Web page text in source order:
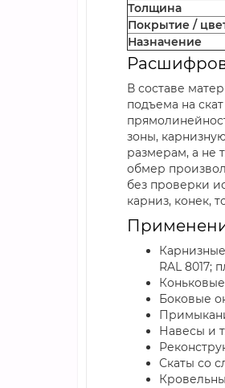
Толщина
Покрытие /
Назначение
В составе
подъема на
зоны,
размерам, а не
обмер
без проверки
карниз, конек,
RAL 8017;
Боковые
Навесы и
Скаты со